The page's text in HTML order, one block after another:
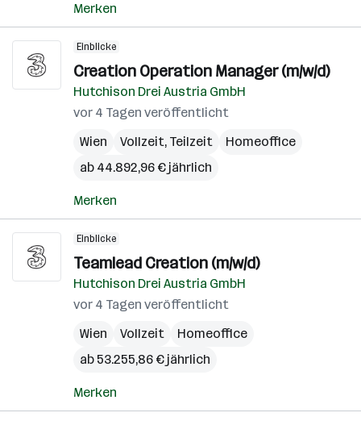
Merken
Einblicke
Creation Operation Manager (m/w/d)
Hutchison Drei Austria GmbH
vor 4 Tagen veröffentlicht
Wien
Vollzeit, Teilzeit
Homeoffice
ab 44.892,96 € jährlich
Merken
Einblicke
Teamlead Creation (m/w/d)
Hutchison Drei Austria GmbH
vor 4 Tagen veröffentlicht
Wien
Vollzeit
Homeoffice
ab 53.255,86 € jährlich
Merken